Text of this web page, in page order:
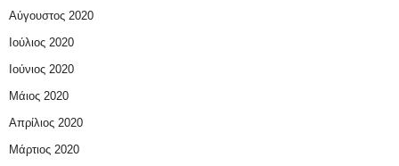
Αύγουστος 2020
Ιούλιος 2020
Ιούνιος 2020
Μάιος 2020
Απρίλιος 2020
Μάρτιος 2020